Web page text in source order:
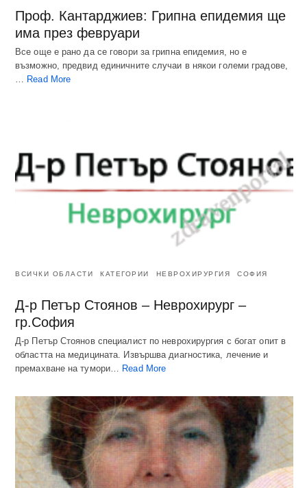
Проф. Кантарджиев: Грипна епидемия ще
има през февруари
Все още е рано да се говори за грипна епидемия, но е
възможно, предвид единичните случаи в някои големи градове,
… Read More
ВСИЧКИ ОБЛАСТИ КАТЕГОРИИ НЕВРОХИРУРГИЯ СОФИЯ
Д-р Петър Стоянов – Неврохирург –
гр.София
Д-р Петър Стоянов специалист по неврохирургия с богат опит в
областта на медицината. Извършва диагностика, лечение и
премахване на тумори…
Read More